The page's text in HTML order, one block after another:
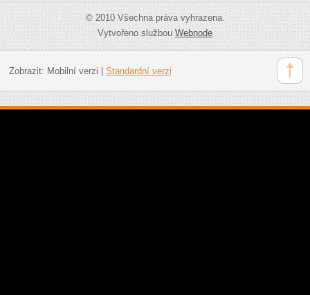
© 2010 Všechna práva vyhrazena.
Vytvořeno službouWebnode
Zobrazit: Mobilní verzi Standardní verzi